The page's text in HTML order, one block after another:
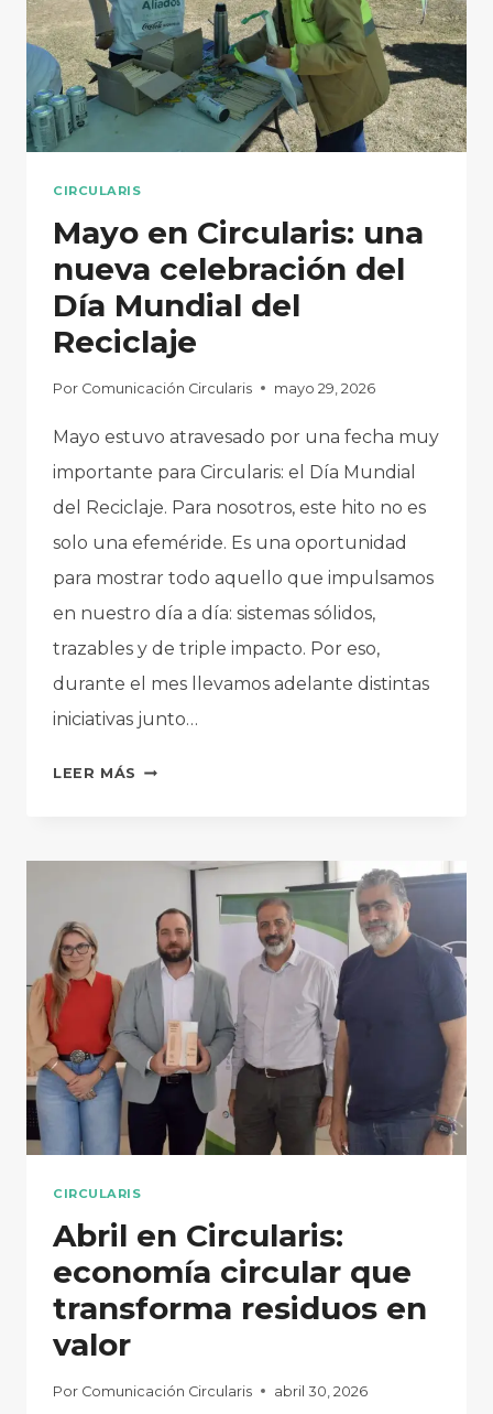
CIRCULARIS
Mayo en Circularis: una
nueva celebración del
Día Mundial del
Reciclaje
Por Comunicación Circularis mayo 29, 2026
Mayo estuvo atravesado por una fecha muy
importante para Circularis: el Día Mundial
del Reciclaje. Para nosotros, este hito no es
solo una efeméride. Es una oportunidad
para mostrar todo aquello que impulsamos
en nuestro día a día: sistemas sólidos,
trazables y de triple impacto. Por eso,
durante el mes llevamos adelante distintas
iniciativas junto…
LEER MÁS MAYO
NUEVA
CELEBRACIÓN
DEL
DÍA
MUNDIAL
DEL
RECICLAJE
CIRCULARIS
Abril en Circularis:
economía circular que
transforma residuos en
valor
Por Comunicación Circularis abril 30, 2026